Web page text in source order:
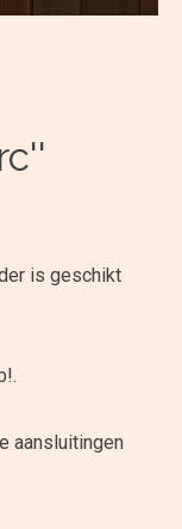
is geschikt
aansluitingen